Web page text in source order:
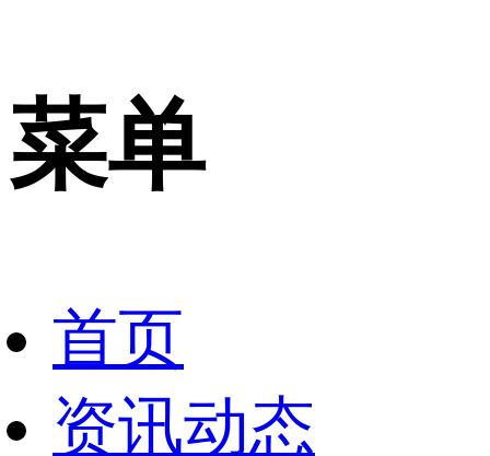
菜单
首页
资讯动态